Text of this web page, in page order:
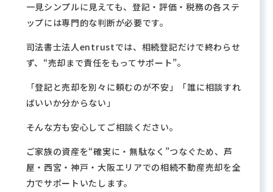
一見シンプルに見えても、登記・評価・税務の各ステ
ップには専門的な判断が必要です。
司法書士法人entrustでは、相続登記だけで終わらせ
ず、“売却まで責任をもってサポート”。
「登記と売却を別々に頼むのが不安」「誰に相談すれ
ばいいか分からない」
そんな方も安心してご相談ください。
ご家族の資産を“確実に・無駄なく”つなぐため、芦
屋・西宮・神戸・大阪エリアでの相続不動産売却を全
力でサポートいたします。